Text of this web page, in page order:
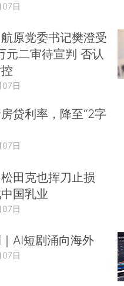
日
原党委书记樊澄受
元二审待宣判 否认
日
贷利率，降至“2字
日
松田克也挥刀止损
国乳业
日
AI短剧涌向海外
日